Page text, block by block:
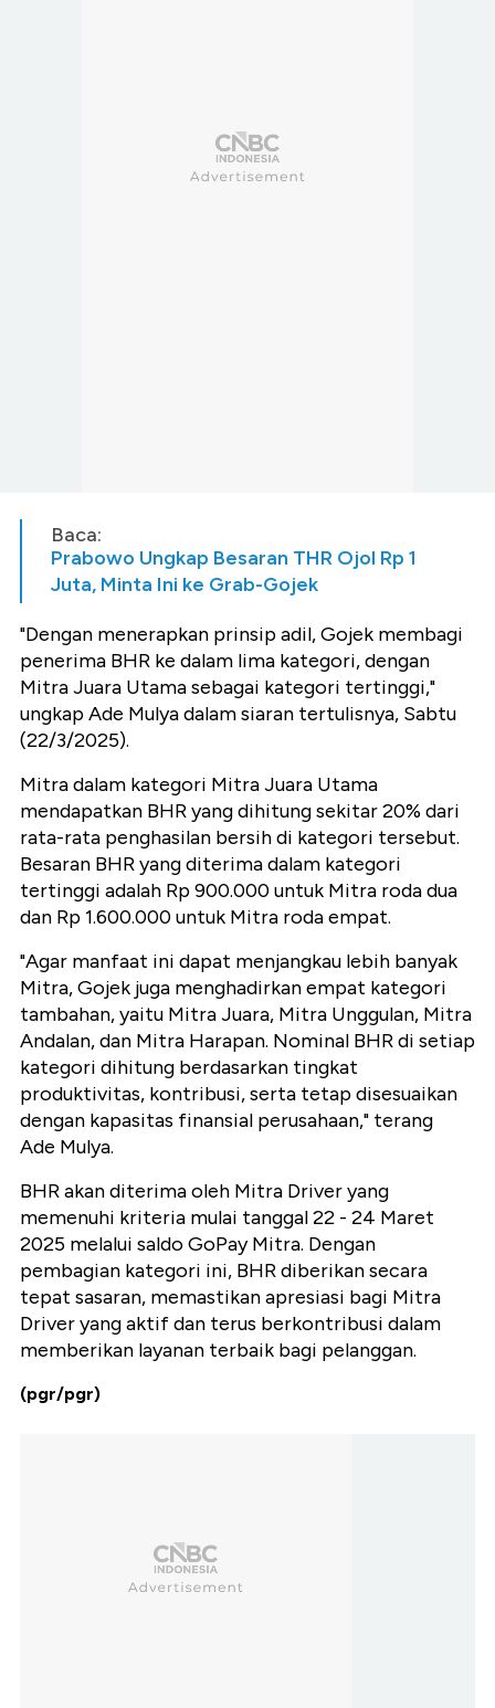
Baca:
Prabowo Ungkap Besaran THR Ojol Rp 1
Juta, Minta Ini ke Grab-Gojek
"Dengan menerapkan prinsip adil, Gojek membagi
penerima BHR ke dalam lima kategori, dengan
Mitra Juara Utama sebagai kategori tertinggi,"
ungkap Ade Mulya dalam siaran tertulisnya, Sabtu
(22/3/2025).
Mitra dalam kategori Mitra Juara Utama
mendapatkan BHR yang dihitung sekitar 20% dari
rata-rata penghasilan bersih di kategori tersebut.
Besaran BHR yang diterima dalam kategori
tertinggi adalah Rp 900.000 untuk Mitra roda dua
dan Rp 1.600.000 untuk Mitra roda empat.
"Agar manfaat ini dapat menjangkau lebih banyak
Mitra, Gojek juga menghadirkan empat kategori
tambahan, yaitu Mitra Juara, Mitra Unggulan, Mitra
Andalan, dan Mitra Harapan. Nominal BHR di setiap
kategori dihitung berdasarkan tingkat
produktivitas, kontribusi, serta tetap disesuaikan
dengan kapasitas finansial perusahaan," terang
Ade Mulya.
BHR akan diterima oleh Mitra Driver yang
memenuhi kriteria mulai tanggal 22 - 24 Maret
2025 melalui saldo GoPay Mitra. Dengan
pembagian kategori ini, BHR diberikan secara
tepat sasaran, memastikan apresiasi bagi Mitra
Driver yang aktif dan terus berkontribusi dalam
memberikan layanan terbaik bagi pelanggan.
(pgr/pgr)